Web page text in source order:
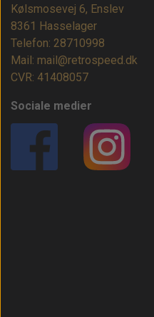
Kølsmosevej 6, Enslev
8361 Hasselager
Telefon: 28710998
Mail: mail@retrospeed.dk
CVR: 41408057
Sociale medier